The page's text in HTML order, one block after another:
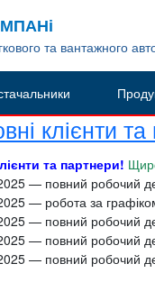
та вантажного
клієнти
та партнери!
— повний робочий
— робота за
— повний робочий
— повний робочий
— повний робочий